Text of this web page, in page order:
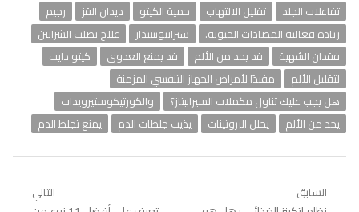
تفاعلات الجلد
تقليل الالتهاب حمية الكيتو ديدان القز
رجيم
زيادة فعالية المضادات الحيوية.
سيراتيوببتيداز
علاج تصلب الشرايين
فقدان الشهية
قد يحد من الألم قد يمنع العدوى
كيتو دايت
لتقليل الألم
مفيدًا لأمراض الجهاز التنفسي المزمنة
هل يجب عليك تناول مكملات السيراببتاز؟
والكورتيكوستيرويدات
يحد من الألم
يحلل البروتينات يذيب جلطات الدم يمنع تجلط الدم
تصفّح
السابق
التالي